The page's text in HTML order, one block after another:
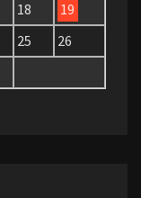
18
19
25
26